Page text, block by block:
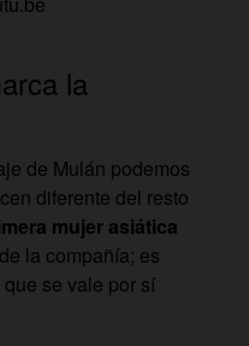
la
de Mulán podemos
diferente del resto
mujer asiática
la compañía; es
se vale por sí